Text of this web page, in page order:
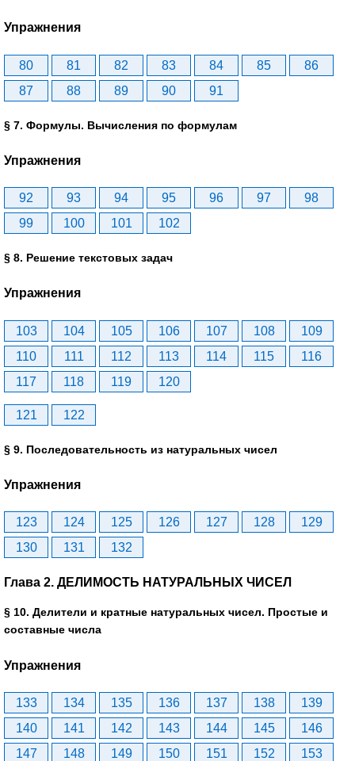
Упражнения
80 81 82 83 84 85
86
87
88 89 90 91
§ 7. Формулы. Вычисления по формулам
Упражнения
92 93 94 95 96 97
98
99
100 101 102
§ 8. Решение текстовых задач
Упражнения
103 104 105 106 107 108
109
110
111 112 113 114 115
116
117
118 119 120
121 122
§ 9. Последовательность из натуральных чисел
Упражнения
123 124 125 126 127 128
129
130
131 132
Глава 2. ДЕЛИМОСТЬ НАТУРАЛЬНЫХ ЧИСЕЛ
§ 10. Делители и кратные натуральных чисел. Простые и
составные числа
Упражнения
133 134 135 136 137 138
139
140
141 142 143 144 145
146
147
148 149 150 151 152 153